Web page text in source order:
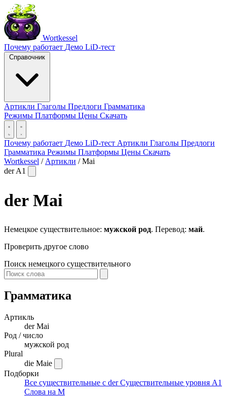
Wortkessel
Почему работает Демо LiD-тест
Справочник
Артикли Глаголы Предлоги Грамматика
Режимы Платформы Цены Скачать
Почему работает Демо LiD-тест Артикли Глаголы Предлоги
Грамматика Режимы Платформы Цены Скачать
Wortkessel / Артикли / Mai
derA1
derMai
Немецкое существительное: мужской род. Перевод: май.
Проверить другое слово
Поиск немецкого существительного
Грамматика
Артикль
derMai
Род / число
мужской род
Plural
die Maie
Подборки
Все существительные с derСуществительные уровня A1
Слова на M